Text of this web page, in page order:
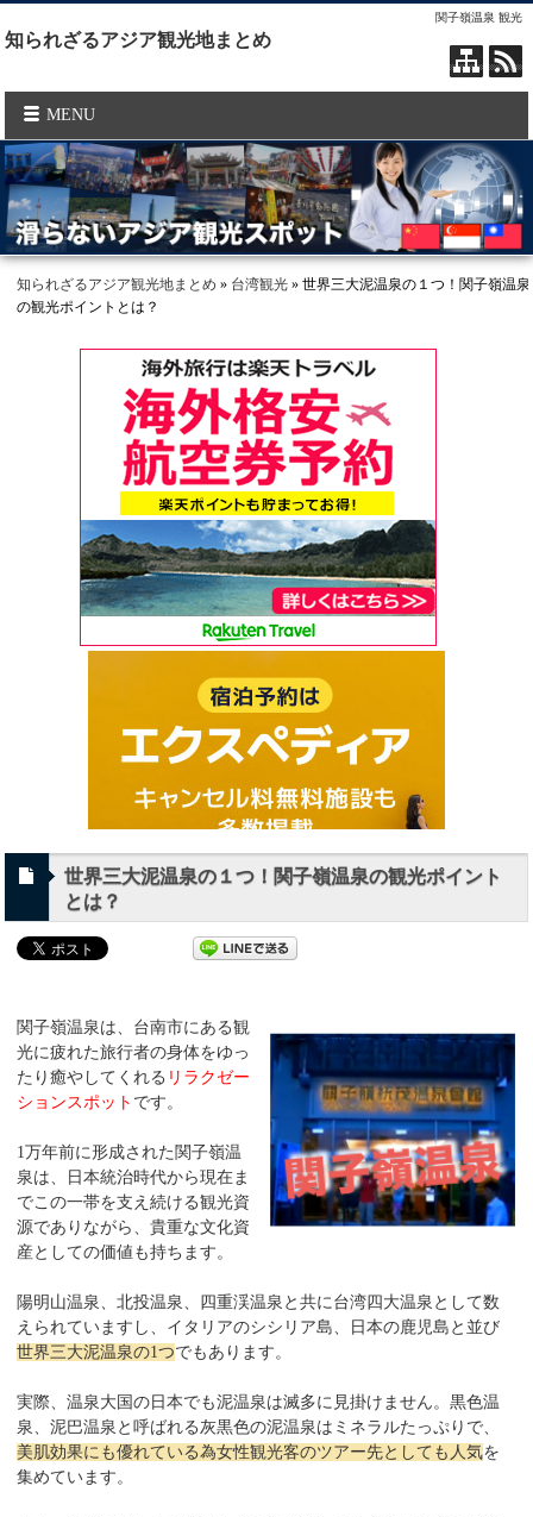
関子嶺温泉 観光
知られざるアジア観光地まとめ
MENU
知られざるアジア観光地まとめ » 台湾観光 » 世界三大泥温泉の１つ！関子嶺温泉
の観光ポイントとは？
世界三大泥温泉の１つ！関子嶺温泉の観光ポイント
とは？
関子嶺温泉は、台南市にある観
光に疲れた旅行者の身体をゆっ
たり癒やしてくれる リラクゼー
ションスポット です。
1万年前に形成された関子嶺温
泉は、日本統治時代から現在ま
でこの一帯を支え続ける観光資
源でありながら、貴重な文化資
産としての価値も持ちます。
陽明山温泉、北投温泉、四重渓温泉と共に台湾四大温泉として数
えられていますし、イタリアのシシリア島、日本の鹿児島と並び
世界三大泥温泉の1つでもあります。
実際、温泉大国の日本でも泥温泉は滅多に見掛けません。黒色温
泉、泥巴温泉と呼ばれる灰黒色の泥温泉はミネラルたっぷりで、
美肌効果にも優れている為女性観光客のツアー先としても人気を
集めています。